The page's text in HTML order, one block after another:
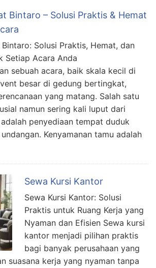
Bintaro – Solusi Praktis & Hemat
Solusi Praktis, Hemat, dan
Setiap Acara Anda
sebuah acara, baik skala kecil di
besar di gedung bertingkat,
yang matang. Salah satu
namun sering kali luput dari
penyediaan tempat duduk
Kenyamanan tamu adalah
Sewa Kursi Kantor
Sewa Kursi Kantor: Solusi
Praktis untuk Ruang Kerja yang
Nyaman dan Efisien Sewa kursi
kantor menjadi pilihan praktis
bagi banyak perusahaan yang
suasana kerja yang nyaman tanpa